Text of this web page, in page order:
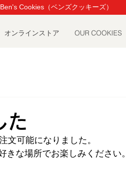
Cookies（ベンズクッキーズ）
オンラインストア OUR COOKIES
た
文可能になりました。
な場所でお楽しみください。